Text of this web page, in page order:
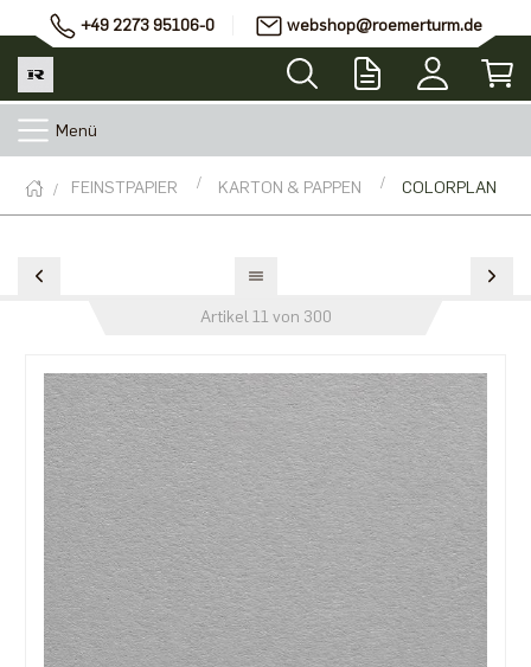
+49 2273 95106-0 webshop@roemerturm.de
Menü
FEINSTPAPIER KARTON & PAPPEN COLORPLAN
Artikel 11 von 300